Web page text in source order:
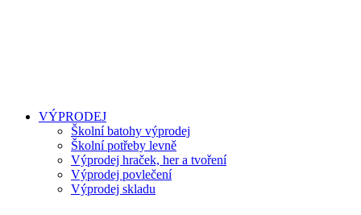
VÝPRODEJ
Školní batohy výprodej
Školní potřeby levně
Výprodej hraček, her a tvoření
Výprodej povlečení
Výprodej skladu